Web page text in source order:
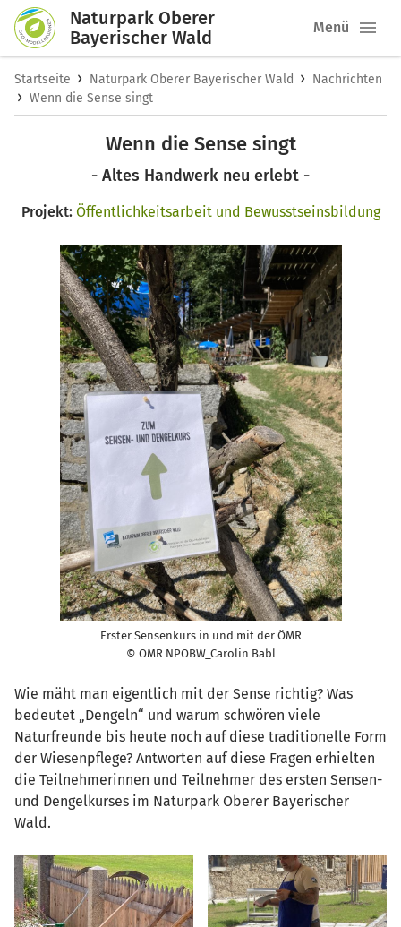
Naturpark Oberer
Bayerischer Wald
Menü
Startseite › Naturpark Oberer Bayerischer Wald › Nachrichten
› Wenn die Sense singt
Wenn die Sense singt
- Altes Handwerk neu erlebt -
Projekt: Öffentlichkeitsarbeit und Bewusstseinsbildung
Erster Sensenkurs in und mit der ÖMR
© ÖMR NPOBW_Carolin Babl
Wie mäht man eigentlich mit der Sense richtig? Was
bedeutet „Dengeln“ und warum schwören viele
Naturfreunde bis heute noch auf diese traditionelle Form
der Wiesenpflege? Antworten auf diese Fragen erhielten
die Teilnehmerinnen und Teilnehmer des ersten Sensen-
und Dengelkurses im Naturpark Oberer Bayerischer
Wald.